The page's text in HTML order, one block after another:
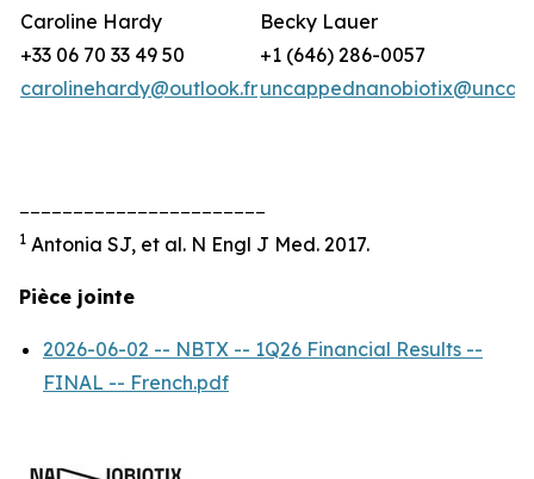
Caroline Hardy
+33 06 70 33 49 50
carolinehardy@outlook.fr
Becky Lauer
+1 (646) 286-0057
1 Antonia SJ, et al. N Engl J Med. 2017.
Pièce jointe
2026-06-02 -- NBTX -- 1Q26 Financial Results --
FINAL -- French.pdf